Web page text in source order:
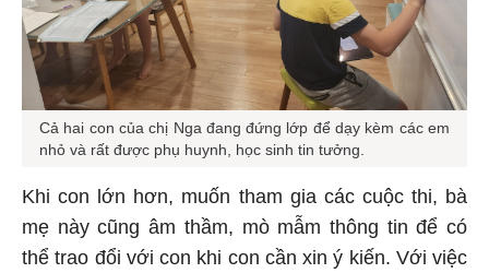
Cả hai con của chị Nga đang đứng lớp để dạy kèm các em
nhỏ và rất được phụ huynh, học sinh tin tưởng.
Khi con lớn hơn, muốn tham gia các cuộc thi, bà
mẹ này cũng âm thầm, mò mẫm thông tin để có
thể trao đổi với con khi con cần xin ý kiến. Với việc